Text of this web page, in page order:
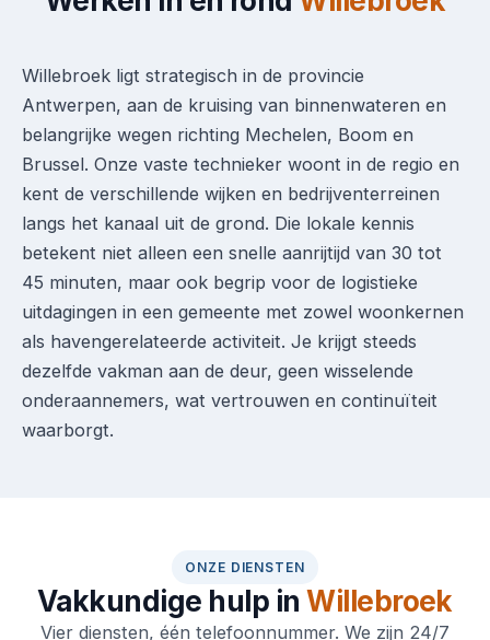
Willebroek ligt strategisch in de provincie
Antwerpen, aan de kruising van binnenwateren en
belangrijke wegen richting Mechelen, Boom en
Brussel. Onze vaste technieker woont in de regio en
kent de verschillende wijken en bedrijventerreinen
langs het kanaal uit de grond. Die lokale kennis
betekent niet alleen een snelle aanrijtijd van 30 tot
45 minuten, maar ook begrip voor de logistieke
uitdagingen in een gemeente met zowel woonkernen
als havengerelateerde activiteit. Je krijgt steeds
dezelfde vakman aan de deur, geen wisselende
onderaannemers, wat vertrouwen en continuïteit
waarborgt.
ONZE DIENSTEN
Vakkundige hulp inWillebroek
Vier diensten, één telefoonnummer. We zijn 24/7